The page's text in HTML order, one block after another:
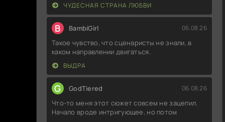
ЧУДЕСНАЯ СТРАНА ЛЮБВИ
B BambiGirl 06.08.26
Такое чувство, что сценаристы не знали, в
каком направлении двигаться.
ВЫДРА
G GodTiered 06.08.26
Что-то меня этот сюжет совсем не зацепил.
Начало вроде интригующее, но потом